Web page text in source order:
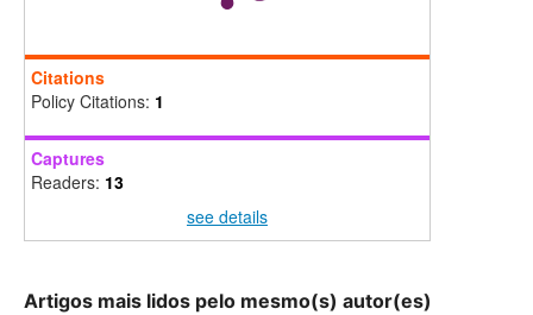
Citations
Policy Citations: 1
Captures
Readers: 13
see details
Artigos mais lidos pelo mesmo(s) autor(es)